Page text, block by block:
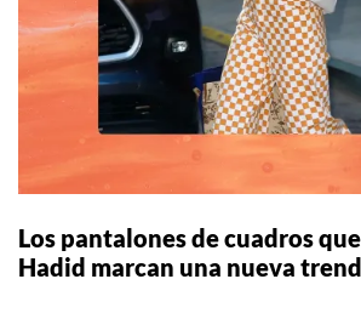
Los pantalones de cuadros
Hadid marcan una nueva trend